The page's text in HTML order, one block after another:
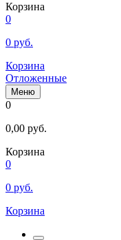
Корзина
0
0 руб.
Корзина
Отложенные
Меню
0
0,00 руб.
Корзина
0
0 руб.
Корзина